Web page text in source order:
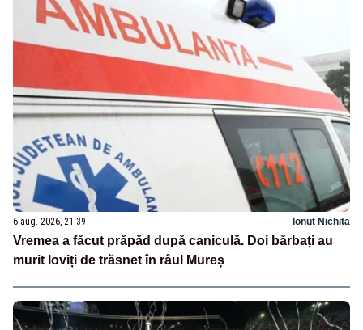
6 aug. 2026, 21:39 Ionuț Nichita
Vremea a făcut prăpăd după caniculă. Doi bărbați au
murit loviți de trăsnet în râul Mureș